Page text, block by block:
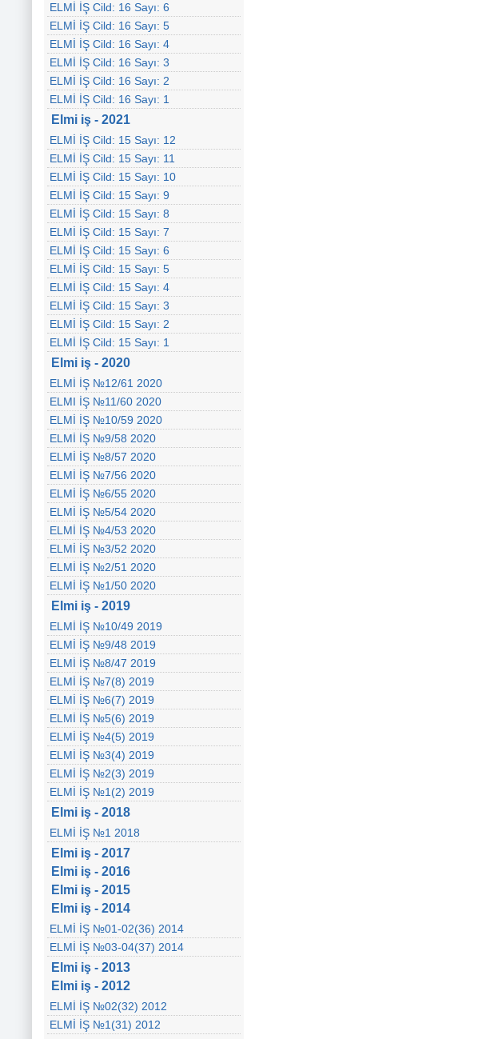
ELMİ İŞ Cild: 16 Sayı: 6
ELMİ İŞ Cild: 16 Sayı: 5
ELMİ İŞ Cild: 16 Sayı: 4
ELMİ İŞ Cild: 16 Sayı: 3
ELMİ İŞ Cild: 16 Sayı: 2
ELMİ İŞ Cild: 16 Sayı: 1
Elmi iş - 2021
ELMİ İŞ Cild: 15 Sayı: 12
ELMİ İŞ Cild: 15 Sayı: 11
ELMİ İŞ Cild: 15 Sayı: 10
ELMİ İŞ Cild: 15 Sayı: 9
ELMİ İŞ Cild: 15 Sayı: 8
ELMİ İŞ Cild: 15 Sayı: 7
ELMİ İŞ Cild: 15 Sayı: 6
ELMİ İŞ Cild: 15 Sayı: 5
ELMİ İŞ Cild: 15 Sayı: 4
ELMİ İŞ Cild: 15 Sayı: 3
ELMİ İŞ Cild: 15 Sayı: 2
ELMİ İŞ Cild: 15 Sayı: 1
Elmi iş - 2020
ELMİ İŞ №12/61 2020
ELMI İŞ №11/60 2020
ELMİ İŞ №10/59 2020
ELMİ İŞ №9/58 2020
ELMİ İŞ №8/57 2020
ELMİ İŞ №7/56 2020
ELMİ İŞ №6/55 2020
ELMİ İŞ №5/54 2020
ELMİ İŞ №4/53 2020
ELMİ İŞ №3/52 2020
ELMİ İŞ №2/51 2020
ELMİ İŞ №1/50 2020
Elmi iş - 2019
ELMİ İŞ №10/49 2019
ELMİ İŞ №9/48 2019
ELMİ İŞ №8/47 2019
ELMİ İŞ №7(8) 2019
ELMİ İŞ №6(7) 2019
ELMİ İŞ №5(6) 2019
ELMİ İŞ №4(5) 2019
ELMİ İŞ №3(4) 2019
ELMİ İŞ №2(3) 2019
ELMİ İŞ №1(2) 2019
Elmi iş - 2018
ELMİ İŞ №1 2018
Elmi iş - 2017
Elmi iş - 2016
Elmi iş - 2015
Elmi iş - 2014
ELMİ İŞ №01-02(36) 2014
ELMİ İŞ №03-04(37) 2014
Elmi iş - 2013
Elmi iş - 2012
ELMİ İŞ №02(32) 2012
ELMİ İŞ №1(31) 2012